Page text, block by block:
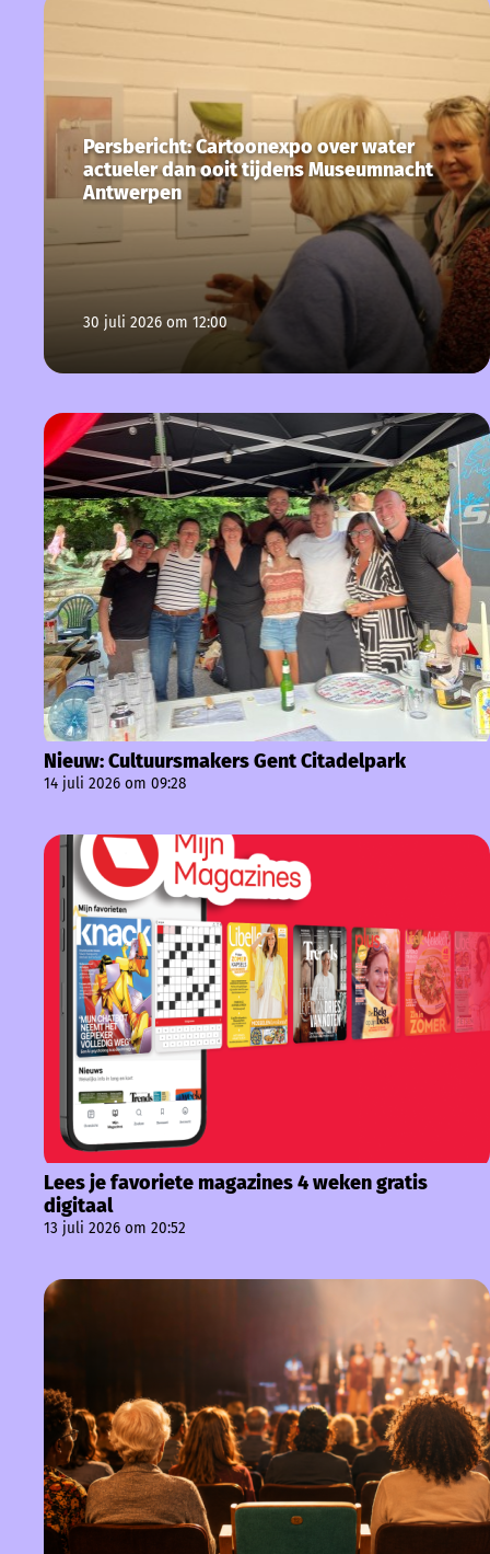
Persbericht: Cartoonexpo over water
actueler dan ooit tijdens Museumnacht
Antwerpen
30 juli 2026 om 12:00
Nieuw: Cultuursmakers Gent Citadelpark
14 juli 2026 om 09:28
Lees je favoriete magazines 4 weken gratis
digitaal
13 juli 2026 om 20:52